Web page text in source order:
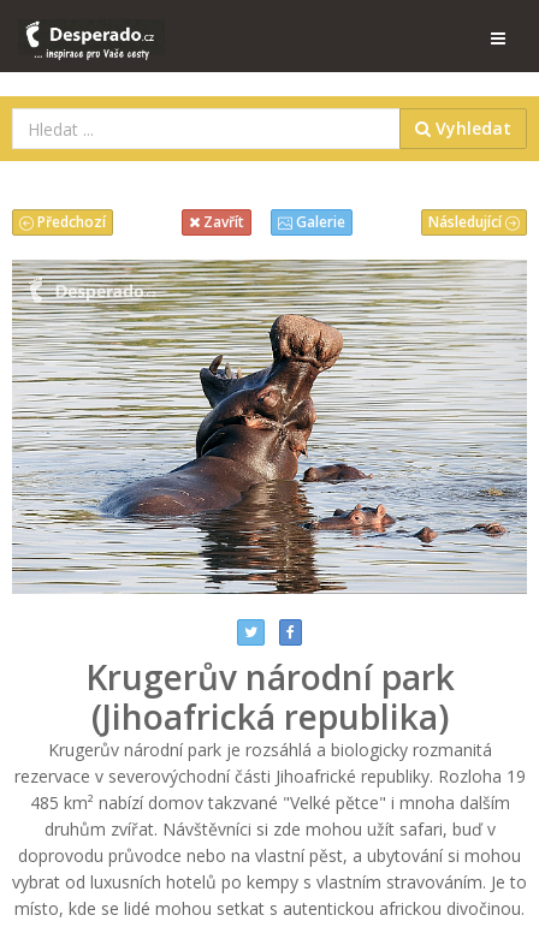
Vyhledat
Následující
Předchozí Zavřít Galerie
Krugerův národní park
(Jihoafrická republika)
Krugerův národní park je rozsáhlá a biologicky rozmanitá
rezervace v severovýchodní části Jihoafrické republiky. Rozloha 19
485 km² nabízí domov takzvané "Velké pětce" i mnoha dalším
druhům zvířat. Návštěvníci si zde mohou užít safari, buď v
doprovodu průvodce nebo na vlastní pěst, a ubytování si mohou
vybrat od luxusních hotelů po kempy s vlastním stravováním. Je to
místo, kde se lidé mohou setkat s autentickou africkou divočinou.